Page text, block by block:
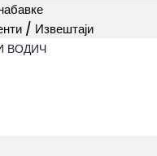
/ Извештаји
ВОДИЧ